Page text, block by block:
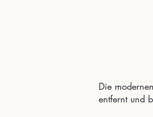
Die
entfernt und